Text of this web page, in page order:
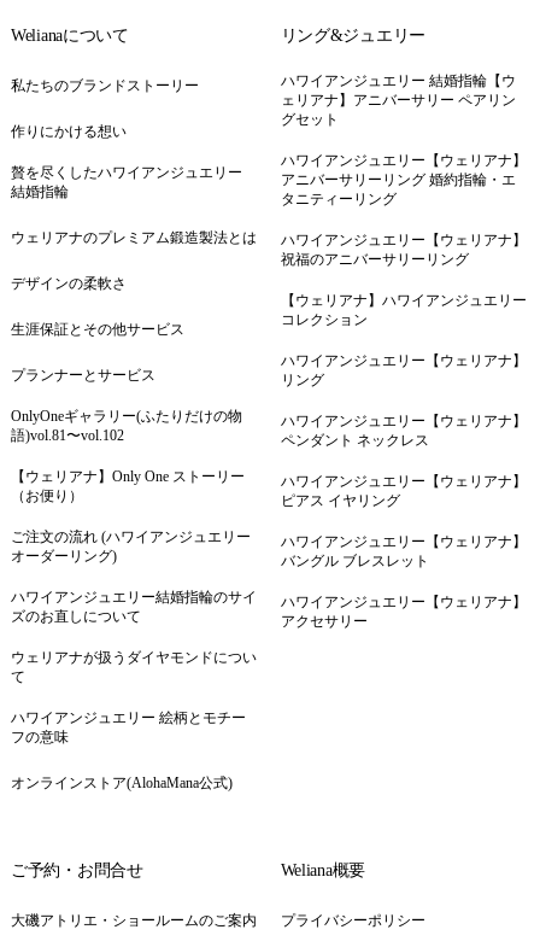
Welianaについて
私たちのブランドストーリー
作りにかける想い
贅を尽くしたハワイアンジュエリー
結婚指輪
ウェリアナのプレミアム鍛造製法とは
デザインの柔軟さ
生涯保証とその他サービス
プランナーとサービス
OnlyOneギャラリー(ふたりだけの物
語)vol.81〜vol.102
【ウェリアナ】Only One ストーリー
（お便り）
ご注文の流れ (ハワイアンジュエリー
オーダーリング)
ハワイアンジュエリー結婚指輪のサイ
ズのお直しについて
ウェリアナが扱うダイヤモンドについ
て
ハワイアンジュエリー 絵柄とモチー
フの意味
オンラインストア(AlohaMana公式)
リング&ジュエリー
ハワイアンジュエリー 結婚指輪【ウ
ェリアナ】アニバーサリー ペアリン
グセット
ハワイアンジュエリー【ウェリアナ】
アニバーサリーリング 婚約指輪・エ
タニティーリング
ハワイアンジュエリー【ウェリアナ】
祝福のアニバーサリーリング
【ウェリアナ】ハワイアンジュエリー
コレクション
ハワイアンジュエリー【ウェリアナ】
リング
ハワイアンジュエリー【ウェリアナ】
ペンダント ネックレス
ハワイアンジュエリー【ウェリアナ】
ピアス イヤリング
ハワイアンジュエリー【ウェリアナ】
バングル ブレスレット
ハワイアンジュエリー【ウェリアナ】
アクセサリー
ご予約・お問合せ
大磯アトリエ・ショールームのご案内
Weliana概要
プライバシーポリシー